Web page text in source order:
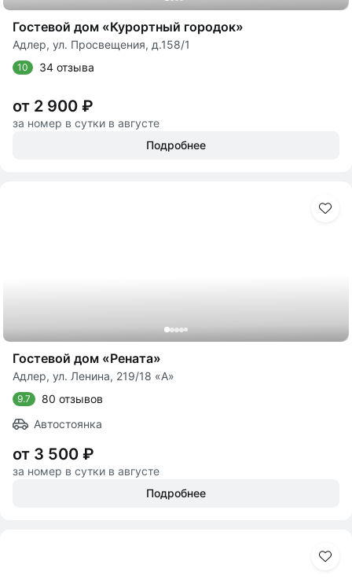
Гостевой дом «Курортный городок»
Адлер, ул. Просвещения, д.158/1
10 34 отзыва
от 2 900 ₽
за номер в сутки в августе
Подробнее
Гостевой дом «Рената»
Адлер, ул. Ленина, 219/18 «А»
9.7
80 отзывов
Автостоянка
от 3 500 ₽
за номер в сутки в августе
Подробнее